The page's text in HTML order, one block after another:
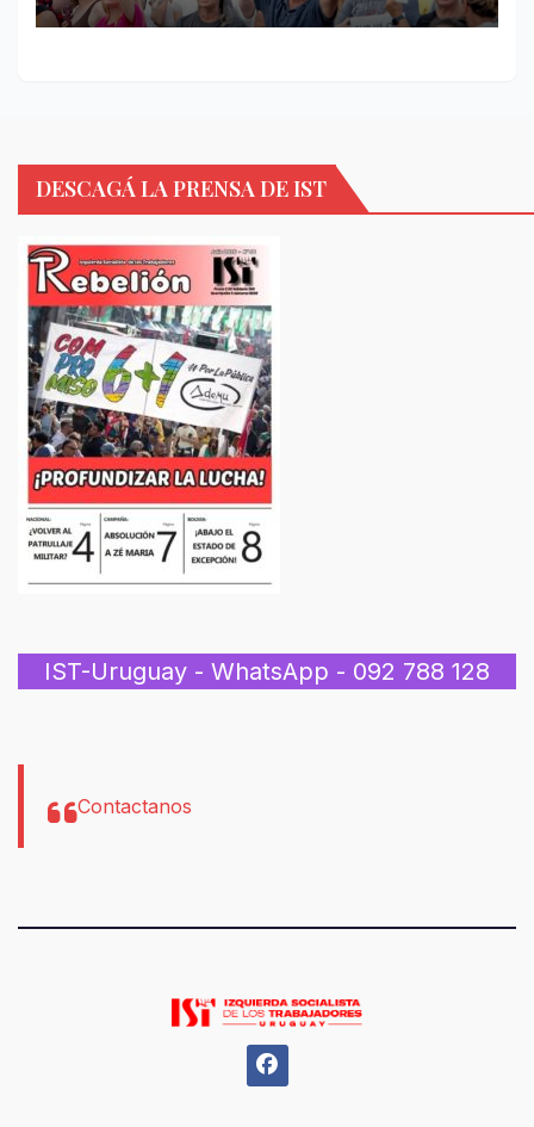
DESCAGÁ LA PRENSA DE IST
IST-Uruguay - WhatsApp - 092 788 128
Contactanos